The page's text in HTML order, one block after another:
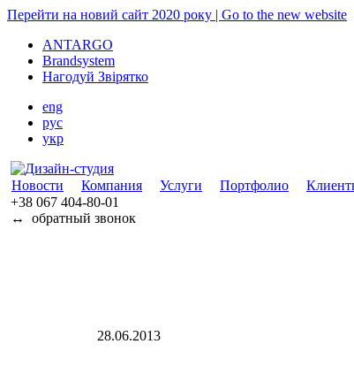
Перейти на новий сайт 2020 року | Go to the new website
ANTARGO
Brandsystem
Нагодуй Звірятко
eng
рус
укр
Новости Компания Услуги Портфолио
+38 067 404-80-01
↔
обратный звонок
28.06.2013